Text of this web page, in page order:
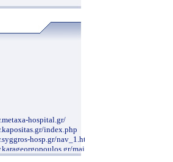
hospital.gr/
index.php
hosp.gr/nav_1.htm
main.php